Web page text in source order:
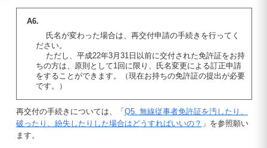
A6.
氏名が変わった場合は、再交付申請の手続きを行ってく
ださい。
ただし、平成22年3月31日以前に交付された免許証をお持
ちの方は、原則として1回に限り、氏名変更による訂正申請
をすることができます。（現在お持ちの免許証の提出が必要
です。）
再交付の手続きについては、「 Q5. 無線従事者免許証を汚したり、
破ったり、紛失したりした場合はどうすればいいの？ 」を参照願い
ます。